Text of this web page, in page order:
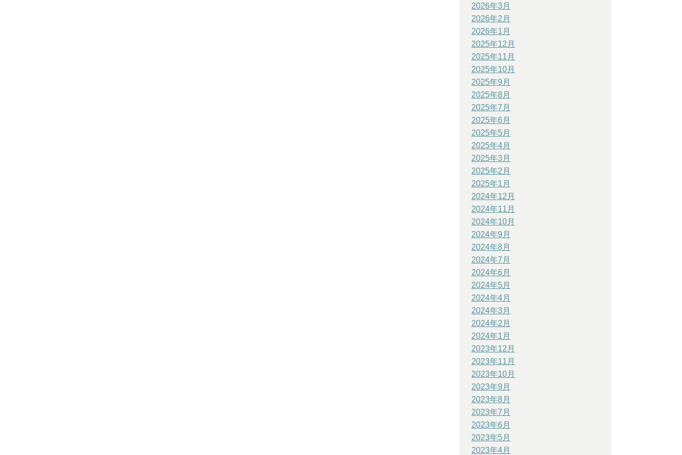
2026年3月
2026年2月
2026年1月
2025年12月
2025年11月
2025年10月
2025年9月
2025年8月
2025年7月
2025年6月
2025年5月
2025年4月
2025年3月
2025年2月
2025年1月
2024年12月
2024年11月
2024年10月
2024年9月
2024年8月
2024年7月
2024年6月
2024年5月
2024年4月
2024年3月
2024年2月
2024年1月
2023年12月
2023年11月
2023年10月
2023年9月
2023年8月
2023年7月
2023年6月
2023年5月
2023年4月